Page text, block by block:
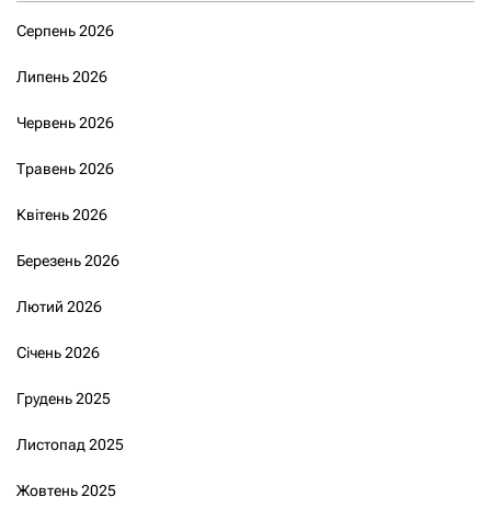
Серпень 2026
Липень 2026
Червень 2026
Травень 2026
Квітень 2026
Березень 2026
Лютий 2026
Січень 2026
Грудень 2025
Листопад 2025
Жовтень 2025